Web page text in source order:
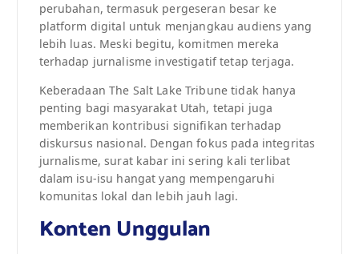
perubahan, termasuk pergeseran besar ke
platform digital untuk menjangkau audiens yang
lebih luas. Meski begitu, komitmen mereka
terhadap jurnalisme investigatif tetap terjaga.
Keberadaan The Salt Lake Tribune tidak hanya
penting bagi masyarakat Utah, tetapi juga
memberikan kontribusi signifikan terhadap
diskursus nasional. Dengan fokus pada integritas
jurnalisme, surat kabar ini sering kali terlibat
dalam isu-isu hangat yang mempengaruhi
komunitas lokal dan lebih jauh lagi.
Konten Unggulan